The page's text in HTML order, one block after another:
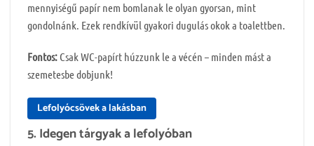
mennyiségű papír nem bomlanak le olyan gyorsan, mint
gondolnánk. Ezek rendkívül gyakori dugulás okok a toalettben.
Fontos: Csak WC-papírt húzzunk le a vécén – minden mást a
szemetesbe dobjunk!
Lefolyócsövek a lakásban
5. Idegen tárgyak a lefolyóban